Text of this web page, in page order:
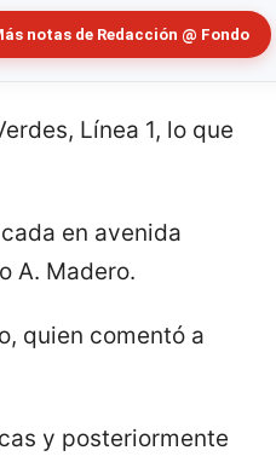
notas de Redacción @ Fondo
Línea 1, lo que
en avenida
A. Madero.
quien comentó a
y posteriormente